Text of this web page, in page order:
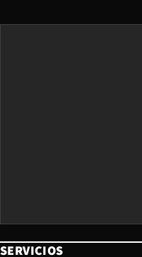
SERVICIOS